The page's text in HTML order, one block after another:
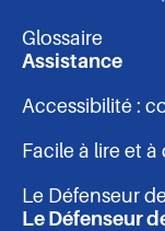
-
pied
de
page
Glossaire
Assistance
Accessibilité :
Facile à lire et
Le Défenseur
Le Défenseur